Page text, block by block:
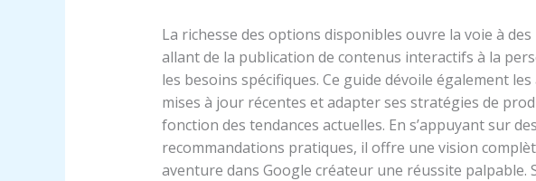
La richesse des options disponibles ouvre la voie à
allant de la publication de contenus interactifs à la
les besoins spécifiques. Ce guide dévoile également
mises à jour récentes et adapter ses stratégies de
fonction des tendances actuelles. En s’appuyant sur
recommandations pratiques, il offre une vision
aventure dans Google créateur une réussite palpable.